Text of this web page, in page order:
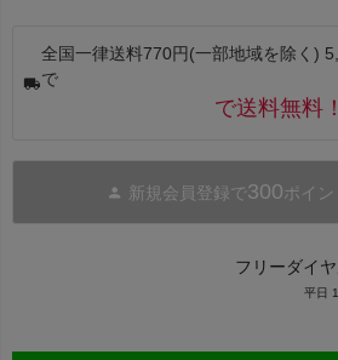
全国一律送料770円(一部地域を除く)
で
で送料無料！
新規会員登録で300ポイン
フリーダイ
平日